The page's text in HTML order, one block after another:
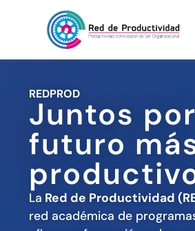
REDPROD
Juntos
futuro
La Red de Productividad
red académica de